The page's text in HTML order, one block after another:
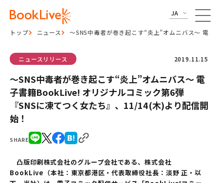
JA
トップ ニュース ～SNS中毒者が巻き起こす“炎上”オムニバス～ 電
SHARE
ニュースリリース 2019.11.15
～SNS中毒者が巻き起こす“炎上”オムニバス～ 電
子書籍BookLive! オリジナルコミック第6弾
『SNSに凍てつく女たち』、11/14(木)より配信開
始！
凸版印刷株式会社のグループ会社である、株式会社
BookLive（本社：東京都港区・代表取締役社長：淡野 正・以